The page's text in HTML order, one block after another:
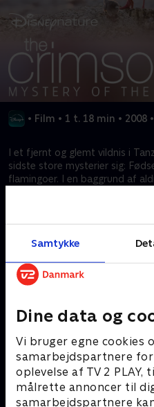
Samtykke
Dine data og
Vi bruger egne cookies
samarbejdspartnere
oplevelse af TV 2
målrette annoncer til
samarbejdspartnere
• Film • 1 t. 18 min • 2008 •
I et fjernt og glemt vildnis i
sidste store mysterier sig:
flamingoer. I en baggrund af
sejre over fare og skæbne - i
Mere indhold fra